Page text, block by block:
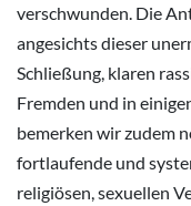
verschwunden. Die
angesichts dieser
Schließung, klaren
Fremden und in
bemerken wir zudem
fortlaufende und
religiösen, sexuellen